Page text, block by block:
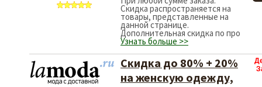
Скидка распространяется на
товары, представленные на
данной странице.
Дополнительная скидка по про
Узнать больше >>
Скидка до 80% + 20%
на женскую одежду,